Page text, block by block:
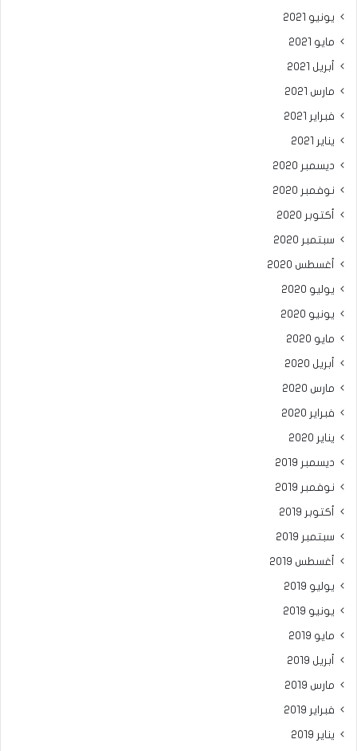
يونيو 2021
مايو 2021
أبريل 2021
مارس 2021
فبراير 2021
يناير 2021
ديسمبر 2020
نوفمبر 2020
أكتوبر 2020
سبتمبر 2020
أغسطس 2020
يوليو 2020
يونيو 2020
مايو 2020
أبريل 2020
مارس 2020
فبراير 2020
يناير 2020
ديسمبر 2019
نوفمبر 2019
أكتوبر 2019
سبتمبر 2019
أغسطس 2019
يوليو 2019
يونيو 2019
مايو 2019
أبريل 2019
مارس 2019
فبراير 2019
يناير 2019